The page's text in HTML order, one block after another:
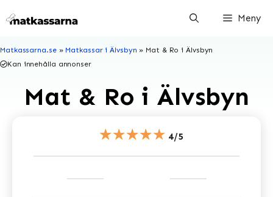
till
Meny
Matkassarna.se» Matkassar i Älvsbyn » Mat & Ro i Älvsbyn
Kan innehålla annonser
Mat & Ro i Älvsbyn
★★★★★ 4/5